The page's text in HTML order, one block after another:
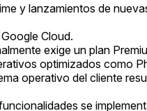
y lanzamientos de
Cloud.
exige un plan
optimizados como
operativo del cliente
se